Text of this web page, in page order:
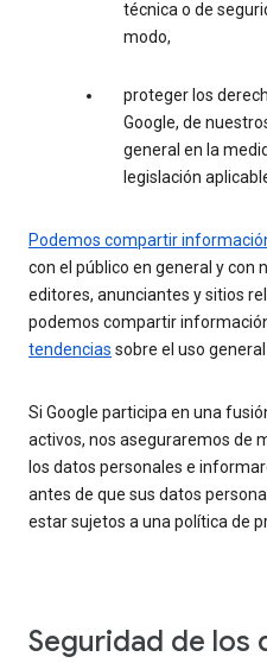
técnica o de
modo,
proteger los
Google, de
general en la
legislación
Podemos compartir
con el público en general y con
editores, anunciantes y sitios
podemos compartir
tendencias sobre el uso
Si Google participa en una
activos, nos aseguraremos de
los datos personales e
antes de que sus datos
estar sujetos a una política de
Seguridad de los